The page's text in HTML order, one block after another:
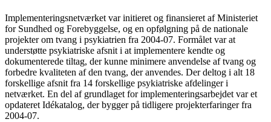
Implementeringsnetværket var initieret og finansieret af Ministeriet
for Sundhed og Forebyggelse, og en opfølgning på de nationale
projekter om tvang i psykiatrien fra 2004-07. Formålet var at
understøtte psykiatriske afsnit i at implementere kendte og
dokumenterede tiltag, der kunne minimere anvendelse af tvang og
forbedre kvaliteten af den tvang, der anvendes. Der deltog i alt 18
forskellige afsnit fra 14 forskellige psykiatriske afdelinger i
netværket. En del af grundlaget for implementeringsarbejdet var et
opdateret Idékatalog, der bygger på tidligere projekterfaringer fra
2004-07.